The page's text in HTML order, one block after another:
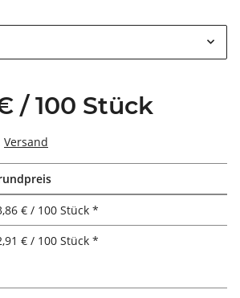
/ 100 Stück
Versand
€ / 100 Stück *
€ / 100 Stück *